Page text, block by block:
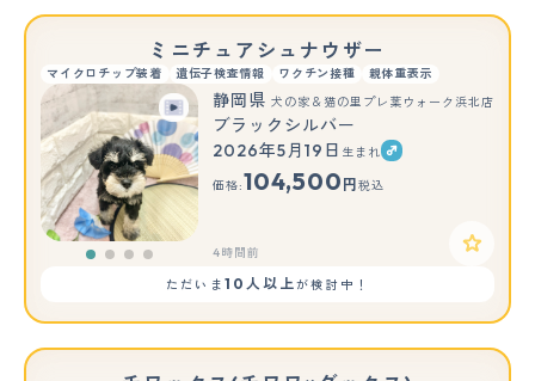
ミニチュアシュナウザー
マイクロチップ装着 遺伝子検査情報 ワクチン接種 親体重表示
静岡県 犬の家＆猫の里プレ葉ウォーク浜北店
ブラックシルバー
2026年5月19日 生まれ
価格:104,500 円 税込
4時間前
ただいま 10人以上が検討中！